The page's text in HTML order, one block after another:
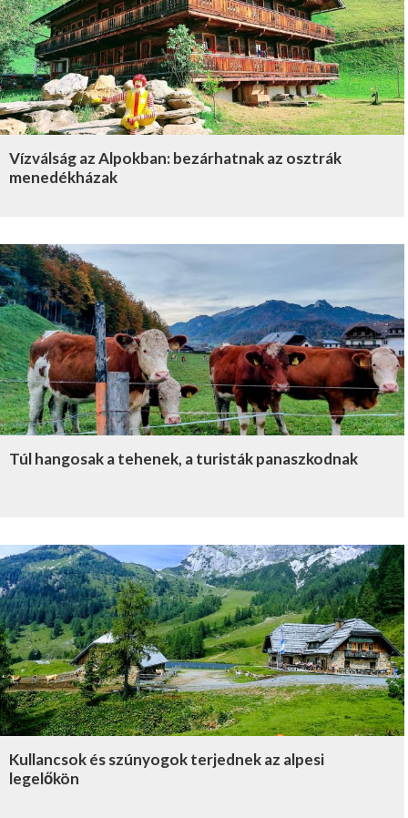
Vízválság az Alpokban: bezárhatnak az osztrák
menedékházak
Túl hangosak a tehenek, a turisták panaszkodnak
Kullancsok és szúnyogok terjednek az alpesi
legelőkön